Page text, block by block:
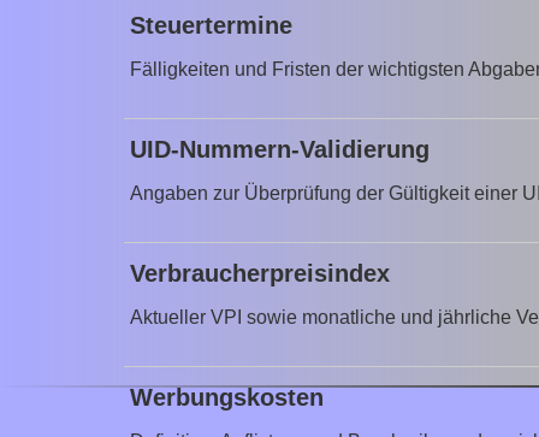
Steuertermine
Fälligkeiten und Fristen der wichtigsten
UID-Nummern-Validierung
Angaben zur Überprüfung der Gültigkeit einer
Verbraucherpreisindex
Aktueller VPI sowie monatliche und jährliche
Werbungskosten